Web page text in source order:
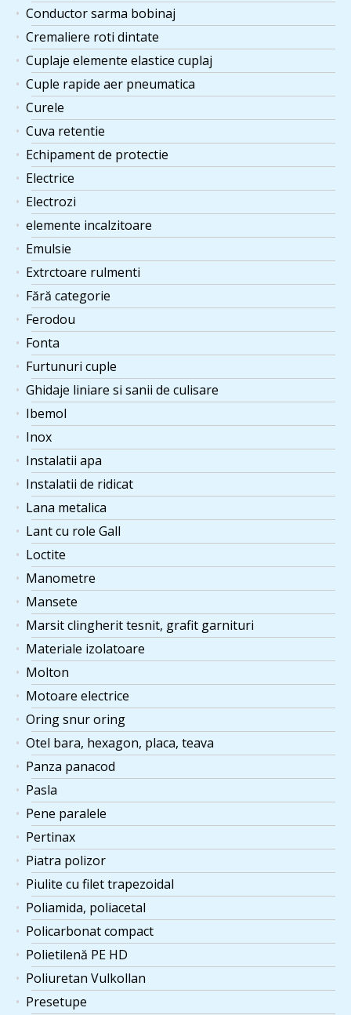
Conductor sarma bobinaj
Cremaliere roti dintate
Cuplaje elemente elastice cuplaj
Cuple rapide aer pneumatica
Curele
Cuva retentie
Echipament de protectie
Electrice
Electrozi
elemente incalzitoare
Emulsie
Extrctoare rulmenti
Fără categorie
Ferodou
Fonta
Furtunuri cuple
Ghidaje liniare si sanii de culisare
Ibemol
Inox
Instalatii apa
Instalatii de ridicat
Lana metalica
Lant cu role Gall
Loctite
Manometre
Mansete
Marsit clingherit tesnit, grafit garnituri
Materiale izolatoare
Molton
Motoare electrice
Oring snur oring
Otel bara, hexagon, placa, teava
Panza panacod
Pasla
Pene paralele
Pertinax
Piatra polizor
Piulite cu filet trapezoidal
Poliamida, poliacetal
Policarbonat compact
Polietilenă PE HD
Poliuretan Vulkollan
Presetupe